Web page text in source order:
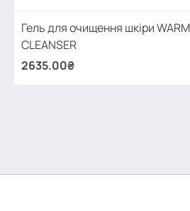
Гель для очищення шкіри
CLEANSER
2635.00₴